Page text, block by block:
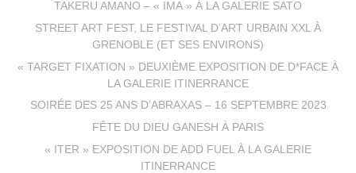
TAKERU AMANO – « IMA » À LA GALERIE SATO
STREET ART FEST, LE FESTIVAL D’ART URBAIN XXL À
GRENOBLE (ET SES ENVIRONS)
« TARGET FIXATION » DEUXIÈME EXPOSITION DE D*FACE À
LA GALERIE ITINERRANCE
SOIRÉE DES 25 ANS D’ABRAXAS – 16 SEPTEMBRE 2023
FÊTE DU DIEU GANESH À PARIS
« ITER » EXPOSITION DE ADD FUEL À LA GALERIE
ITINERRANCE